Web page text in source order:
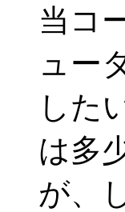
当コ
ュー
した
は多
が、